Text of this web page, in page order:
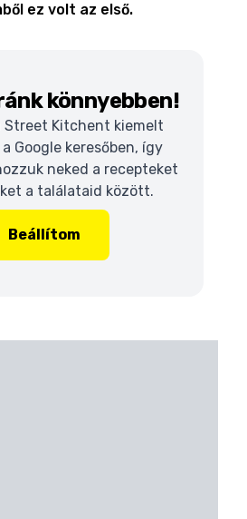
ez volt az első.
könnyebben!
Street Kitchent kiemelt
Google keresőben, így
neked a recepteket
a találataid között.
Beállítom